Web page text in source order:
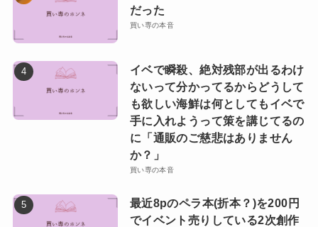
だった
買い専の本音
イベで瞬殺、絶対残部が出るわけ
ないって分かってるからどうして
も欲しい海鮮は何としてもイベで
手に入れようって策を講じてるの
に「通販のご慈悲はありません
か？」
買い専の本音
最近8pのペラ本(折本？)を200円
でイベント売りしている2次創作